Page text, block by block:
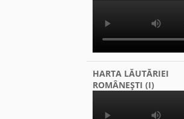
HARTA LĂUTĂRIEI
ROMÂNEŞTI (I)